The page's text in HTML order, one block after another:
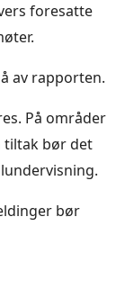
foresatte
av rapporten.
På områder
tiltak bør det
bør